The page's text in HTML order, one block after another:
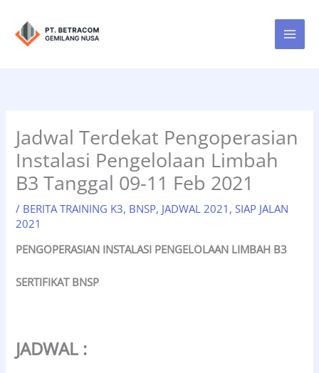
konten
Jadwal Terdekat Pengoperasian
Instalasi Pengelolaan Limbah
B3 Tanggal 09-11 Feb 2021
/ BERITA TRAINING K3, BNSP, JADWAL 2021 ,SIAP JALAN
2021
PENGOPERASIAN INSTALASI PENGELOLAAN LIMBAH B3
SERTIFIKAT BNSP
JADWAL :